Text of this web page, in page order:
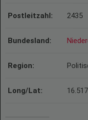
Postleitzahl: 2435
Bundesland:
Region:
Long/Lat: